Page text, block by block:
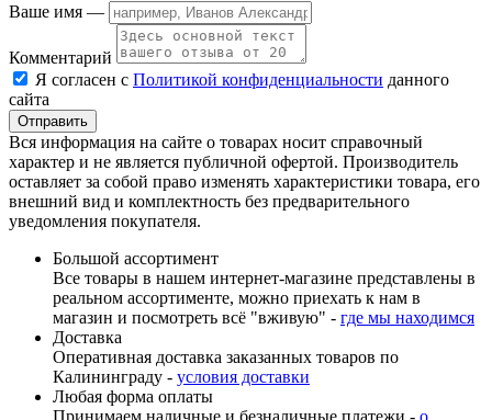
Ваше имя —
Комментарий
Я согласен с Политикой конфиденциальности данного
сайта
Вся информация на сайте о товарах носит справочный
характер и не является публичной офертой. Производитель
оставляет за собой право изменять характеристики товара, его
внешний вид и комплектность без предварительного
уведомления покупателя.
Большой ассортимент
Все товары в нашем интернет-магазине представлены в
реальном ассортименте, можно приехать к нам в
магазин и посмотреть всё "вживую" - где мы находимся
Доставка
Оперативная доставка заказанных товаров по
Калининграду - условия доставки
Любая форма оплаты